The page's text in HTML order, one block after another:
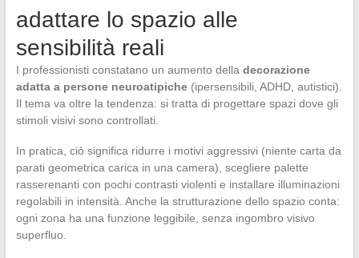
adattare lo spazio alle
sensibilità reali
I professionisti constatano un aumento della decorazione
adatta a persone neuroatipiche(ipersensibili, ADHD, autistici).
Il tema va oltre la tendenza: si tratta di progettare spazi dove gli
stimoli visivi sono controllati.
In pratica, ciò significa ridurre i motivi aggressivi (niente carta da
parati geometrica carica in una camera), scegliere palette
rasserenanti con pochi contrasti violenti e installare illuminazioni
regolabili in intensità. Anche la strutturazione dello spazio conta:
ogni zona ha una funzione leggibile, senza ingombro visivo
superfluo.